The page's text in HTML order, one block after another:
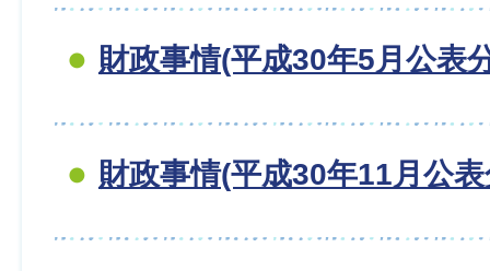
財政事情(平成30年5月公表
財政事情(平成30年11月公